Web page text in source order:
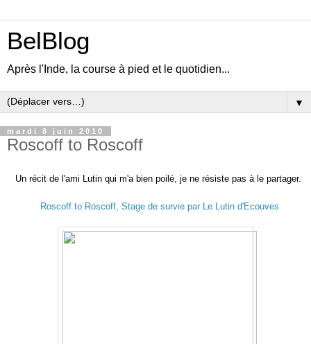
BelBlog
Après l'Inde, la course à pied et le quotidien...
▼
mardi 8 juin 2010
Roscoff to Roscoff
Un récit de l'ami Lutin qui m'a bien poilé, je ne résiste pas à le partager.
Roscoff to Roscoff, Stage de survie par Le Lutin d'Ecouves